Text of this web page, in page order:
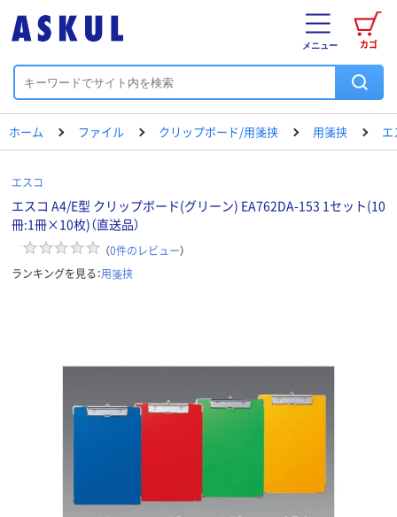
カゴ
メニュー
ホーム ファイル クリップボード/用箋挟 用箋挟 エ
エスコ
エスコ A4/E型 クリップボード(グリーン) EA762DA-153 1セット(10
冊:1冊×10枚)（直送品）
（0件のレビュー）
ランキングを見る：用箋挟